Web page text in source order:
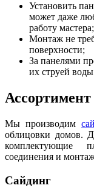
Установить
может даже
работу мастера;
Монтаж не
поверхности;
За панелями
их струей
Мы производим
облицовки домов.
комплектующие
соединения и
Сайдинг